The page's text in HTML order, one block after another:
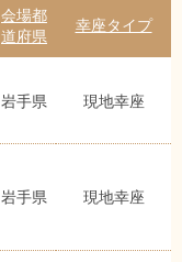
会場都
道府県
幸座タイプ
岩手県 現地幸座
岩手県 現地幸座